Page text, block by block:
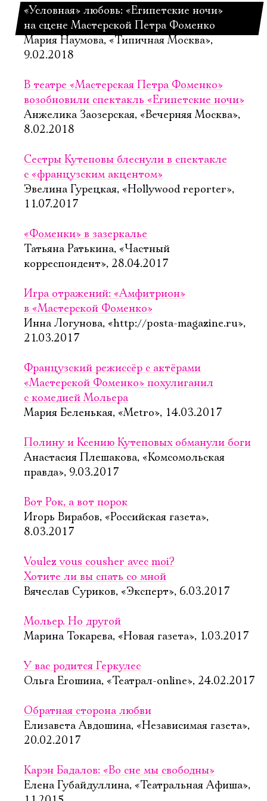
«Условная» любовь: «Египетские ночи»
на сцене Мастерской Петра Фоменко
Мария Наумова, «Типичная Москва»,
9.02.2018
В театре «Мастерская Петра Фоменко»
возобновили спектакль «Египетские ночи»
Анжелика Заозерская, «Вечерняя Москва»,
8.02.2018
Сестры Кутеповы блеснули в спектакле
с «французским акцентом»
Эвелина Гурецкая, «Hollywood reporter»,
11.07.2017
«Фоменки» в зазеркалье
Татьяна Ратькина, «Частный
корреспондент», 28.04.2017
Игра отражений: «Амфитрион»
в «Мастерской Фоменко»
Инна Логунова, «http://posta-magazine.ru»,
21.03.2017
Французский режиссёр с актёрами
«Мастерской Фоменко» похулиганил
с комедией Мольера
Мария Беленькая, «Metro», 14.03.2017
Полину и Ксению Кутеповых обманули боги
Анастасия Плешакова, «Комсомольская
правда», 9.03.2017
Вот Рок, а вот порок
Игорь Вирабов, «Российская газета»,
8.03.2017
Voulez vous cousher avec moi?
Хотите ли вы спать со мной
Вячеслав Суриков, «Эксперт», 6.03.2017
Мольер. Но другой
Марина Токарева, «Новая газета», 1.03.2017
У вас родится Геркулес
Ольга Егошина, «Театрал-online», 24.02.2017
Обратная сторона любви
Елизавета Авдошина, «Независимая газета»,
20.02.2017
Карэн Бадалов: «Во сне мы свободны»
Елена Губайдуллина, «Театральная Афиша»,